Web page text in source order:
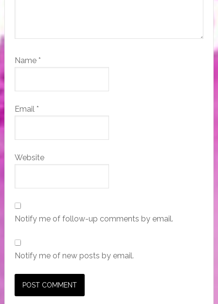
Name *
Email *
Website
Notify me of follow-up comments by email.
Notify me of new posts by email.